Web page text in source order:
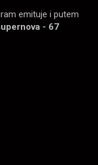
emituje i putem
- 67